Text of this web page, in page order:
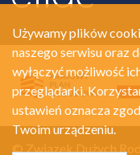
© Związek Dużych
Używamy plików
naszego serwisu oraz
wyłączyć możliwość
przeglądarki.
ustawień oznacza
Twoim urządzeniu.